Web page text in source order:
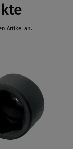
Artikel an.